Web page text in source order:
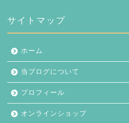
ブ
サイトマップ
ホーム
当ブログについて
プロフィール
オンラインショップ